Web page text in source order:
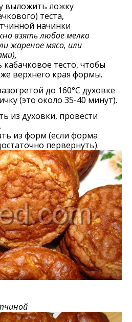
выложить ложку
теста,
начинки
взять любое мелко
жареное мясо, или
тесто, чтобы
верхнего края формы.
до 160°С духовке
(это около 35-40 минут).
из духовки, провести
из форм (если форма
первернуть).